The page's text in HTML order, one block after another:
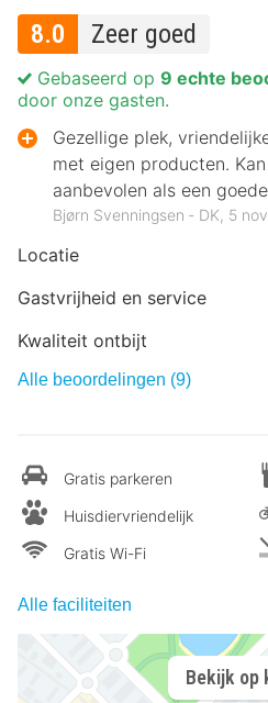
8.0 Zeer goed
Locatie
Gastvrijheid en service
Kwaliteit ontbijt
Gebaseerd op 9 echte
door onze gasten.
Gezellige plek,
met eigen producten.
aanbevolen als een
ontspannen.
Bjørn Svenningsen ‐ DK, 5
Alle beoordelingen (9)
Gratis parkeren
Huisdiervriendelijk
Gratis Wi-Fi
Alle faciliteiten
Bekijk op